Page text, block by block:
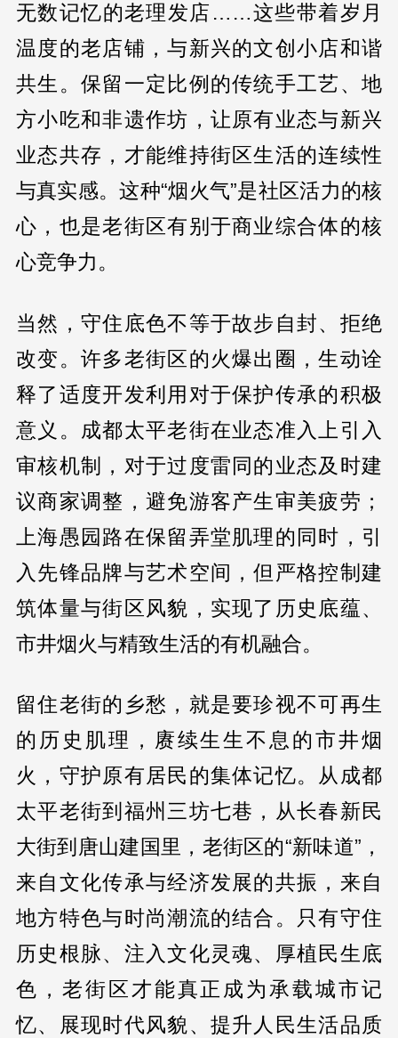
无数记忆的老理发店……这些带着岁月
温度的老店铺，与新兴的文创小店和谐
共生。保留一定比例的传统手工艺、地
方小吃和非遗作坊，让原有业态与新兴
业态共存，才能维持街区生活的连续性
与真实感。这种“烟火气”是社区活力的核
心，也是老街区有别于商业综合体的核
心竞争力。
当然，守住底色不等于故步自封、拒绝
改变。许多老街区的火爆出圈，生动诠
释了适度开发利用对于保护传承的积极
意义。成都太平老街在业态准入上引入
审核机制，对于过度雷同的业态及时建
议商家调整，避免游客产生审美疲劳；
上海愚园路在保留弄堂肌理的同时，引
入先锋品牌与艺术空间，但严格控制建
筑体量与街区风貌，实现了历史底蕴、
市井烟火与精致生活的有机融合。
留住老街的乡愁，就是要珍视不可再生
的历史肌理，赓续生生不息的市井烟
火，守护原有居民的集体记忆。从成都
太平老街到福州三坊七巷，从长春新民
大街到唐山建国里，老街区的“新味道”，
来自文化传承与经济发展的共振，来自
地方特色与时尚潮流的结合。只有守住
历史根脉、注入文化灵魂、厚植民生底
色，老街区才能真正成为承载城市记
忆、展现时代风貌、提升人民生活品质